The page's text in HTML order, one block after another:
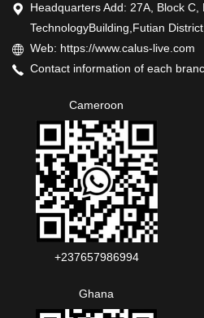
Headquarters Add: 27A, Block C,
TechnologyBuilding,Futian
Web: https://www.calus-live.com
Contact information of each
Cameroon
+237657986994‬‬
Ghana